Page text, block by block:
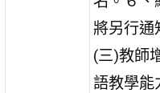
將另行通
(三)教師
語教學能